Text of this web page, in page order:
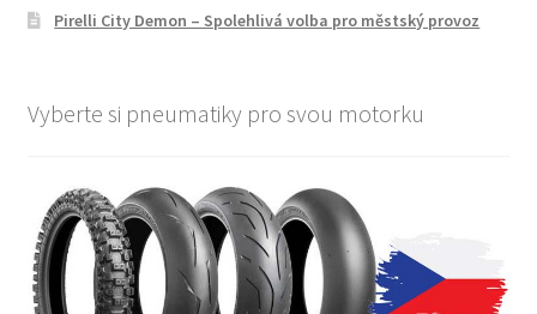
Pirelli City Demon – Spolehlivá volba pro městský provoz
Vyberte si pneumatiky pro svou motorku